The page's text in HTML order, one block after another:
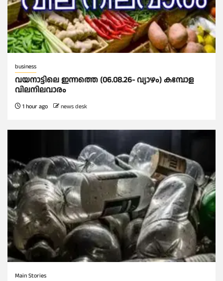
business
വയനാട്ടിലെ ഇന്നത്തെ (06.08.26- വ്യാഴം) കമ്പോള
വിലനിലവാരം
1 hour ago news desk
Main Stories